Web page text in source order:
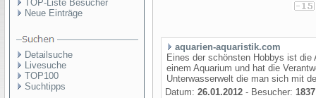
TOP-Liste Besucher
Neue Einträge
Detailsuche
Livesuche
TOP100
Suchtipps
aquarien-aquaristik.com
Eines der schönsten Hobbys ist
einem Aquarium und hat die
Unterwasserwelt die man sich mit
Datum: 26.01.2012 - Besucher: 1837